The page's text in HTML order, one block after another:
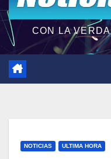
CON LA
NOTICIAS ULTIMA HORA